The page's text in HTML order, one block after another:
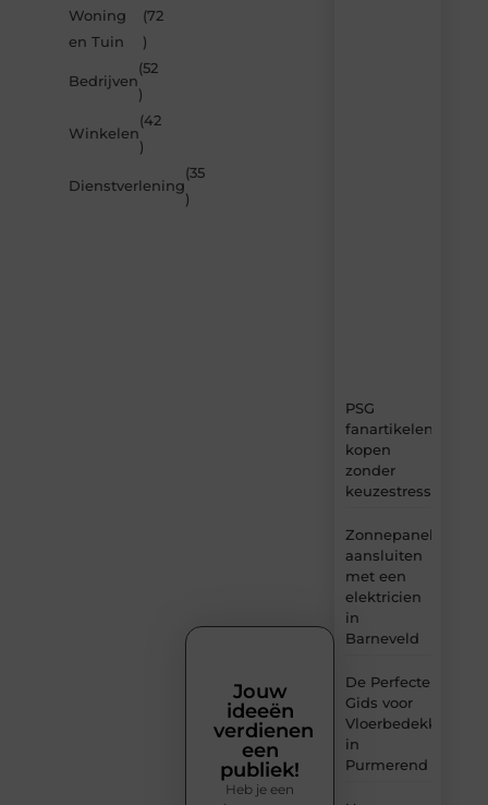
Woning
en Tuin
(72
)
Bedrijven
(52
)
Winkelen
(42
)
Dienstverlening
(35
)
PSG
fanartikelen
kopen
zonder
keuzestress
Zonnepanelen
aansluiten
met een
elektricien
in
Barneveld
De Perfecte
Gids voor
Vloerbedekking
in
Purmerend
Jouw
ideeën
verdienen
een
publiek!
Heb je een